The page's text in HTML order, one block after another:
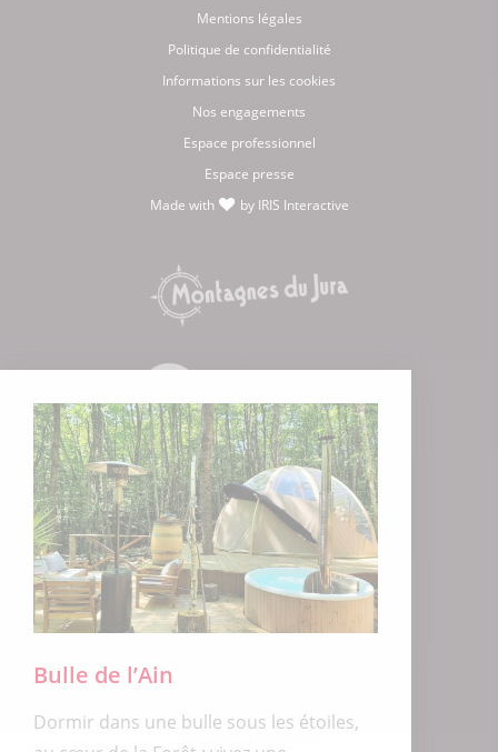
Bulle de l’Ain
Dormir dans une bulle sous les étoiles,
Mentions légales
Politique de confidentialité
Informations sur les cookies
Nos engagements
Espace professionnel
Espace presse
Made with
by IRIS Interactive